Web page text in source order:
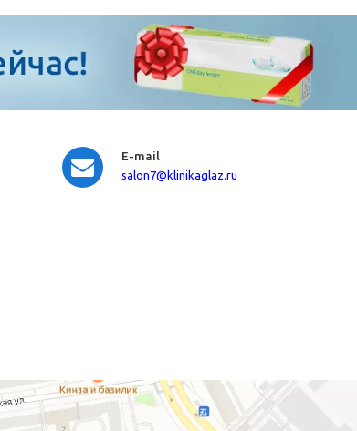
E-mail
salon7@klinikaglaz.ru